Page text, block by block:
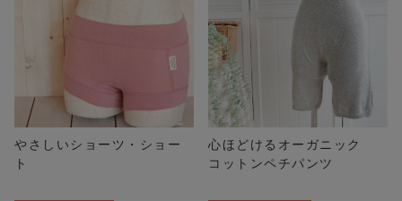
やさしいショーツ・ショー
ト
心ほどけるオーガニック
コットンペチパンツ